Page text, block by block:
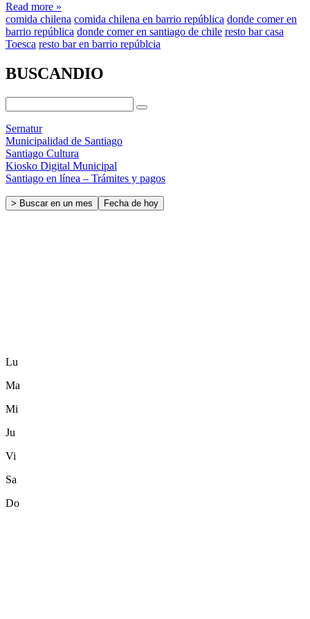
Read more »
comida chilena comida chilena en barrio república donde comer en
barrio república donde comer en santiago de chile resto bar casa
Toesca resto bar en barrio repúblcia
BUSCANDIO
Sernatur
Municipalidad de Santiago
Santiago Cultura
Kiosko Digital Municipal
Santiago en línea – Trámites y pagos
> Buscar en un mes Fecha de hoy
Lu
Ma
Mi
Ju
Vi
Sa
Do